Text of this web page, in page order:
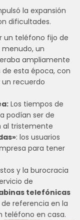
la expansión
dificultades.
un teléfono fijo de
menudo, un
ampliamente
esta época, con
un recuerdo
Los tiempos de
podían ser de
al tristemente
: los usuarios
para tener
y la burocracia
de
telefónicas
de referencia en la
teléfono en casa.